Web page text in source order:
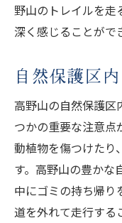
野山のトレイルを走
深く感じることがで
自然保護区
高野山の自然保護区
つかの重要な注意点
動植物を傷つけたり
す。高野山の豊かな
中にゴミの持ち帰り
道を外れて走行する